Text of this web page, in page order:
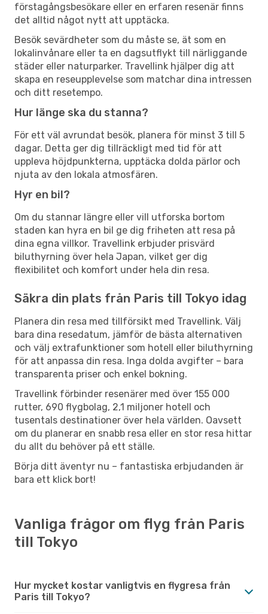
förstagångsbesökare eller en erfaren resenär finns
det alltid något nytt att upptäcka.
Besök sevärdheter som du måste se, ät som en
lokalinvånare eller ta en dagsutflykt till närliggande
städer eller naturparker. Travellink hjälper dig att
skapa en reseupplevelse som matchar dina intressen
och ditt resetempo.
Hur länge ska du stanna?
För ett väl avrundat besök, planera för minst 3 till 5
dagar. Detta ger dig tillräckligt med tid för att
uppleva höjdpunkterna, upptäcka dolda pärlor och
njuta av den lokala atmosfären.
Hyr en bil?
Om du stannar längre eller vill utforska bortom
staden kan hyra en bil ge dig friheten att resa på
dina egna villkor. Travellink erbjuder prisvärd
biluthyrning över hela Japan, vilket ger dig
flexibilitet och komfort under hela din resa.
Säkra din plats från Paris till Tokyo idag
Planera din resa med tillförsikt med Travellink. Välj
bara dina resedatum, jämför de bästa alternativen
och välj extrafunktioner som hotell eller biluthyrning
för att anpassa din resa. Inga dolda avgifter – bara
transparenta priser och enkel bokning.
Travellink förbinder resenärer med över 155 000
rutter, 690 flygbolag, 2,1 miljoner hotell och
tusentals destinationer över hela världen. Oavsett
om du planerar en snabb resa eller en stor resa hittar
du allt du behöver på ett ställe.
Börja ditt äventyr nu – fantastiska erbjudanden är
bara ett klick bort!
Vanliga frågor om flyg från Paris
till Tokyo
Hur mycket kostar vanligtvis en flygresa från
Paris till Tokyo?